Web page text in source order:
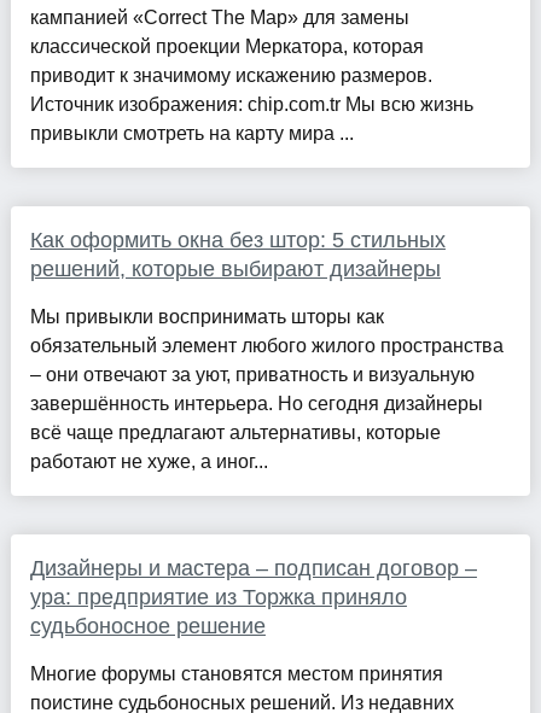
кампанией «Correct The Map» для замены
классической проекции Меркатора, которая
приводит к значимому искажению размеров.
Источник изображения: chip.com.tr Мы всю жизнь
привыкли смотреть на карту мира ...
Как оформить окна без штор: 5 стильных
решений, которые выбирают дизайнеры
Мы привыкли воспринимать шторы как
обязательный элемент любого жилого пространства
– они отвечают за уют, приватность и визуальную
завершённость интерьера. Но сегодня дизайнеры
всё чаще предлагают альтернативы, которые
работают не хуже, а иног...
Дизайнеры и мастера – подписан договор –
ура: предприятие из Торжка приняло
судьбоносное решение
Многие форумы становятся местом принятия
поистине судьбоносных решений. Из недавних